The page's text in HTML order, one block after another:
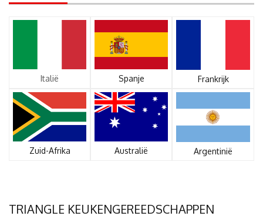
Italië Spanje Frankrijk
Zuid-Afrika Australië Argentinië
TRIANGLE KEUKENGEREEDSCHAPPEN